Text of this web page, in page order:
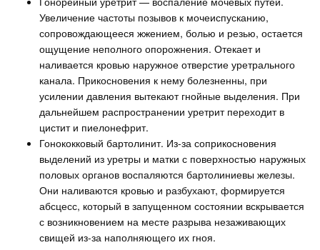
Увеличение частоты позывов к мочеиспусканию,
сопровождающееся жжением, болью и резью, остается
ощущение неполного опорожнения. Отекает и
наливается кровью наружное отверстие уретрального
канала. Прикосновения к нему болезненны, при
усилении давления вытекают гнойные выделения. При
дальнейшем распространении уретрит переходит в
цистит и пиелонефрит.
Гонококковый бартолинит. Из-за соприкосновения
выделений из уретры и матки с поверхностью наружных
половых органов воспаляются бартолиниевы железы.
Они наливаются кровью и разбухают, формируется
абсцесс, который в запущенном состоянии вскрывается
с возникновением на месте разрыва незаживающих
свищей из-за наполняющего их гноя.